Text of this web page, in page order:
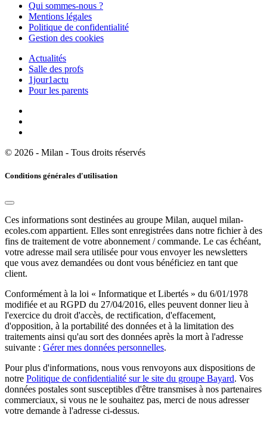
Qui sommes-nous ?
Mentions légales
Politique de confidentialité
Gestion des cookies
Actualités
Salle des profs
1jour1actu
Pour les parents
© 2026 - Milan - Tous droits réservés
Conditions générales d'utilisation
Ces informations sont destinées au groupe Milan, auquel milan-
ecoles.com appartient. Elles sont enregistrées dans notre fichier à des
fins de traitement de votre abonnement / commande. Le cas échéant,
votre adresse mail sera utilisée pour vous envoyer les newsletters
que vous avez demandées ou dont vous bénéficiez en tant que
client.
Conformément à la loi « Informatique et Libertés » du 6/01/1978
modifiée et au RGPD du 27/04/2016, elles peuvent donner lieu à
l'exercice du droit d'accès, de rectification, d'effacement,
d'opposition, à la portabilité des données et à la limitation des
traitements ainsi qu'au sort des données après la mort à l'adresse
suivante : Gérer mes données personnelles.
Pour plus d'informations, nous vous renvoyons aux dispositions de
notre Politique de confidentialité sur le site du groupe Bayard. Vos
données postales sont susceptibles d'être transmises à nos partenaires
commerciaux, si vous ne le souhaitez pas, merci de nous adresser
votre demande à l'adresse ci-dessus.